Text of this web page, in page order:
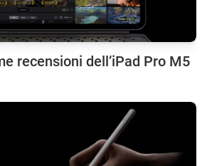
recensioni dell’iPad Pro M5